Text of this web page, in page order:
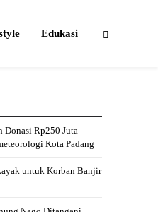
Edukasi
Donasi Rp250 Juta
Kota Padang
untuk Korban Banjir